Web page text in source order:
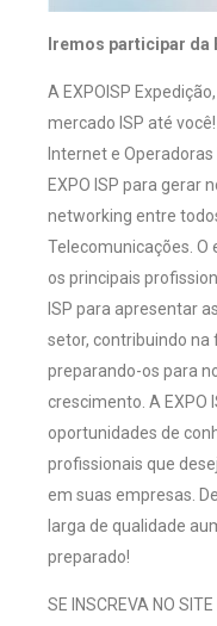
Iremos participar da
A EXPOISP
mercado ISP até
Internet e
EXPO ISP para gerar
networking entre
Telecomunicações. O
os principais
ISP para apresentar
setor, contribuindo
preparando-os para
crescimento. A EXPO
oportunidades de
profissionais que
em suas empresas.
larga de qualidade
preparado!
SE INSCREVA NO